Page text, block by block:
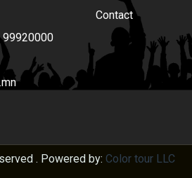
99920000
Contact
. Powered by: Color tour LLC